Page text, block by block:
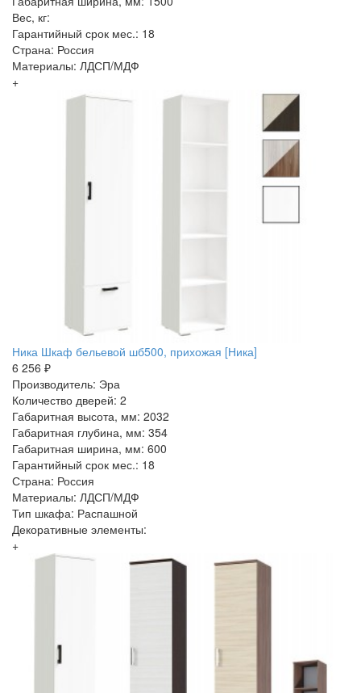
Вес, кг:
Гарантийный срок мес.: 18
Страна: Россия
Материалы: ЛДСП/МДФ
+
Ника Шкаф бельевой шб500, прихожая [Ника]
6 256 ₽
Производитель: Эра
Количество дверей: 2
Габаритная высота, мм: 2032
Габаритная глубина, мм: 354
Габаритная ширина, мм: 600
Гарантийный срок мес.: 18
Страна: Россия
Материалы: ЛДСП/МДФ
Тип шкафа: Распашной
Декоративные элементы:
+